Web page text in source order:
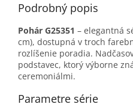
Podrobný popis
Pohár G25351 – elegantná
cm), dostupná v troch
rozlíšenie poradia.
podstavec, ktorý výborne
ceremoniálmi.
Parametre série